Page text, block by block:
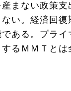
まない政策支
い。経済回復
ある。プライ
るＭＭＴとは